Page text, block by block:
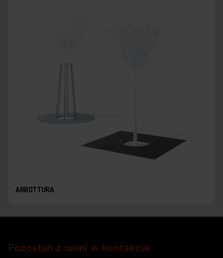
ARBOTTURA
Pozostań z nami w kontakcie